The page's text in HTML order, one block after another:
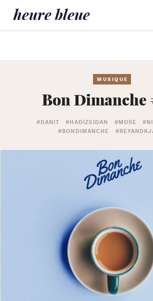
heure bleue
MUSIQUE
Bon Dimanche
#DANIT #HADIZEIDAN #MOSE
#BONDIMANCHE